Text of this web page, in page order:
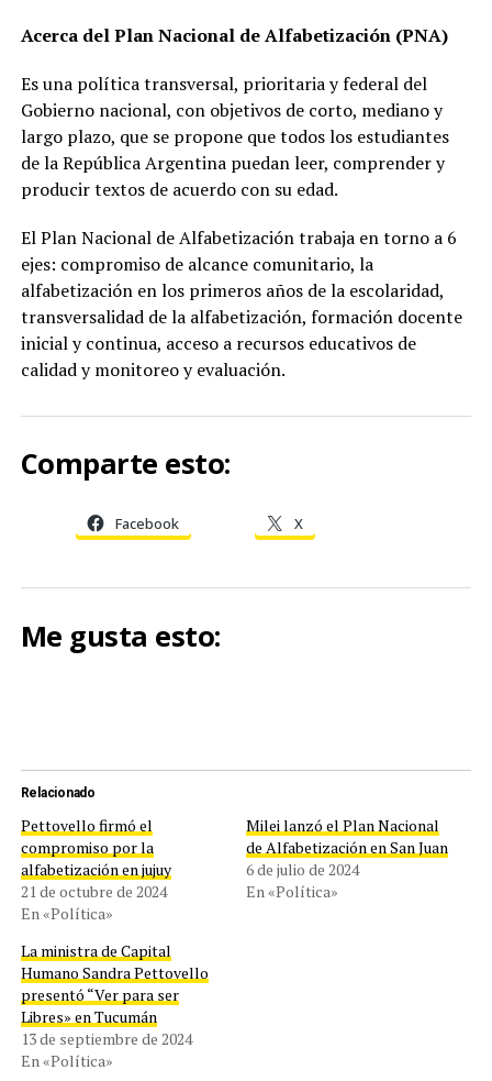
Acerca del Plan Nacional de Alfabetización (PNA)
Es una política transversal, prioritaria y federal del
Gobierno nacional, con objetivos de corto, mediano y
largo plazo, que se propone que todos los estudiantes
de la República Argentina puedan leer, comprender y
producir textos de acuerdo con su edad.
El Plan Nacional de Alfabetización trabaja en torno a 6
ejes: compromiso de alcance comunitario, la
alfabetización en los primeros años de la escolaridad,
transversalidad de la alfabetización, formación docente
inicial y continua, acceso a recursos educativos de
calidad y monitoreo y evaluación.
Comparte esto:
Facebook X
Me gusta esto:
Relacionado
Pettovello firmó el
compromiso por la
alfabetización en jujuy
21 de octubre de 2024
En «Política»
Milei lanzó el Plan Nacional
de Alfabetización en San Juan
6 de julio de 2024
En «Política»
La ministra de Capital
Humano Sandra Pettovello
presentó “Ver para ser
Libres» en Tucumán
13 de septiembre de 2024
En «Política»